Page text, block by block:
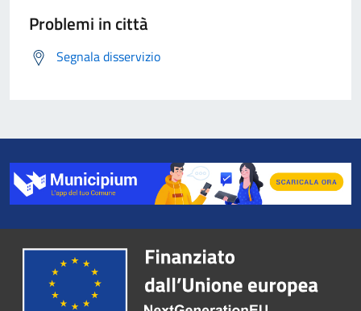
Problemi in città
Segnala disservizio